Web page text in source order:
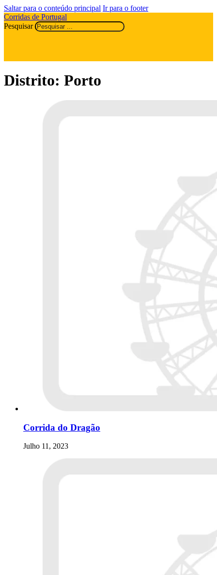
Saltar para o conteúdo principal Ir para o footer
Corridas de Portugal
Pesquisar
Distrito: Porto
Corrida do Dragão
Julho 11, 2023